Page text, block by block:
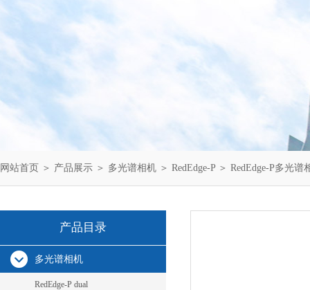
网站首页 ＞ 产品展示 ＞ 多光谱相机 ＞ RedEdge-P ＞ RedEdge‑P多光
产品目录
多光谱相机
RedEdge-P dual